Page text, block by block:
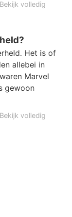
Bekijk volledig
Het is of
allebei in
Marvel
gewoon
Bekijk volledig